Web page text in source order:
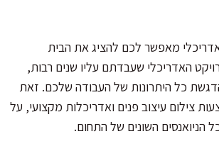
מאפשר לכם להציג את הבית
האדריכלי שעבדתם עליו שנים רבות,
כל היתרונות של העבודה שלכם. זאת
צילום עיצוב פנים ואדריכלות מקצועי, על
הניואנסים השונים של התחום.